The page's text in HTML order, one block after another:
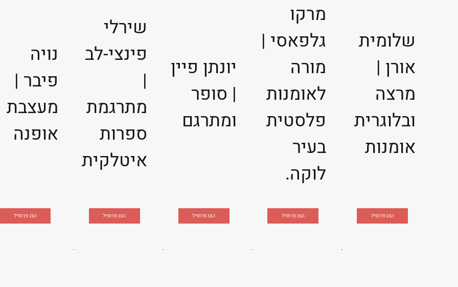
נויה
פיבר |
מעצבת
אופנה
הצג פרופיל
שירלי
פינצי-לב
|
מתרגמת
ספרות
איטלקית
הצג פרופיל
יונתן פיין
| סופר
ומתרגם
הצג פרופיל
מרקו
גלפאסי |
מורה
לאומנות
פלסטית
בעיר
לוקה.
הצג פרופיל
שלומית
אורן |
מרצה
ובלוגרית
אומנות
הצג פרופיל